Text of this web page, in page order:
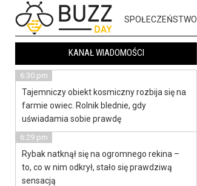
SPOŁECZEŃSTWO
KANAŁ WIADOMOŚCI
6:30 pm
Tajemniczy obiekt kosmiczny rozbija się na
farmie owiec. Rolnik blednie, gdy
uświadamia sobie prawdę
6:29 pm
Rybak natknął się na ogromnego rekina –
to, co w nim odkrył, stało się prawdziwą
sensacją